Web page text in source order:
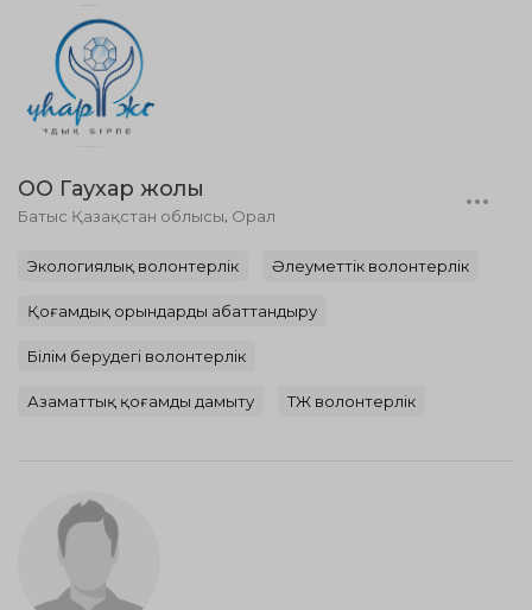
ОО Гаухар жолы
Батыс Қазақстан облысы, Орал
Экологиялық волонтерлік Әлеуметтік волонтерлік
Қоғамдық орындарды абаттандыру
Білім берудегі волонтерлік
Азаматтық қоғамды дамыту ТЖ волонтерлік